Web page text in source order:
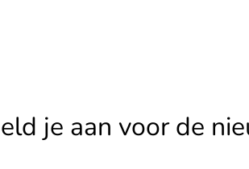
je aan voor de